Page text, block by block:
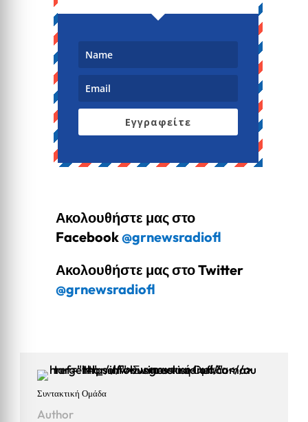
Εγγραφείτε
Ακολουθήστε μας στο
Facebook@grnewsradiofl
Ακολουθήστε μας στο Twitter
@grnewsradiofl
Συντακτική Ομάδα
Author